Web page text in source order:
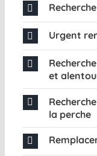
Urgent
et
la perche